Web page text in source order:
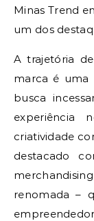
Minas Trend
um dos
A trajetória
marca é uma
busca
experiência
criatividade
destacado
renomada –